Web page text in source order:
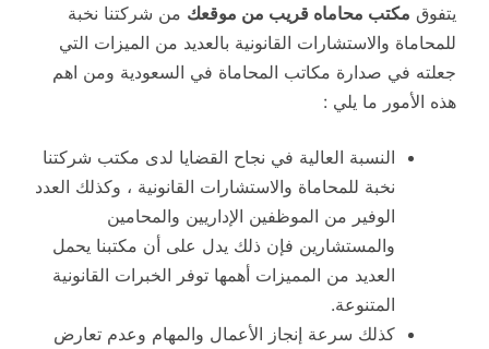
يتفوق مكتب محاماه قريب من موقعك من شركتنا نخبة
للمحاماة والاستشارات القانونية بالعديد من الميزات التي
جعلته في صدارة مكاتب المحاماة في السعودية ومن اهم
هذه الأمور ما يلي :
النسبة العالية في نجاح القضايا لدى مكتب شركتنا
نخبة للمحاماة والاستشارات القانونية ، وكذلك العدد
الوفير من الموظفين الإداريين والمحامين
والمستشارين فإن ذلك يدل على أن مكتبنا يحمل
العديد من المميزات أهمها توفر الخبرات القانونية
المتنوعة.
كذلك سرعة إنجاز الأعمال والمهام وعدم تعارض